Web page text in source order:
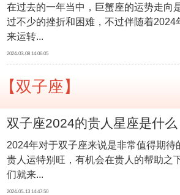
么喜事
在过去的一年当中，巨蟹座的运势走向
过不少的挫折和困难，不过伴随着2024
来运转...
2024-03-08 14:06:05
【双子座】
双子座2024的贵人星座是什
带来帮助的是谁
2024年对于双子座来说是非常值得期待
贵人运特别旺，有机会在贵人的帮助之
们就来...
2024-05-13 14:47:50